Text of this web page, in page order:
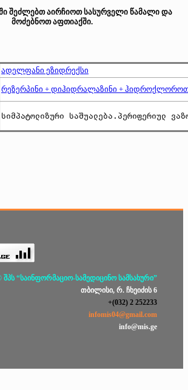
შეძლებთ აირჩიოთ სასურველი წამალი და
მოძებნოთ აფთიაქში.
ადელფანი ეზიდრექსი
რეზერპინი + დიჰიდრალაზინი +
სიმპატოლიზური საშუალება.პერიფერიულ
შპს “საინფორმაციო-სამედიცინო სამსახური”
თბილისი, რ. ჩხეიძის 6
+(032) 2 252233
infomis04@gmail.com
info@mis.ge